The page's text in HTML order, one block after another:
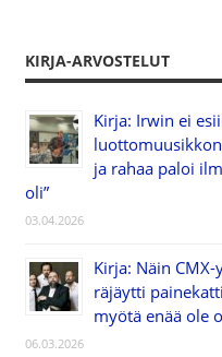
KIRJA-ARVOSTELUT
Kirja: Irwin ei
ja rahaa paloi
oli”
03.04.2026
Kirja: Näin
räjäytti
myötä enää ole
06.03.2026